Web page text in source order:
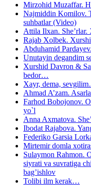
Mirzohid Muzaffar.
Najmiddin Komilov.
suhbatlar (Video)
Attila Ilxan.
Rajab Xolbek.
Abduhamid
Unutayin degandim
Xurshid Davron &
bedor…
Xayr, dema,
Ahmad A’zam.
Farhod Bobojonov.
yo`l
Anna Axmatova.
Ibodat Rajabova.
Federiko Garsia
Mirtemir domla
Sulaymon Rahmon.
siyrati va suvratiga
bag’ishlov
Tolibi ilm kerak…